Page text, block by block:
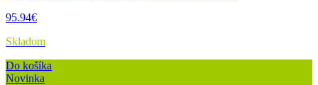
95.94€
Skladom
Do košíka
Novinka